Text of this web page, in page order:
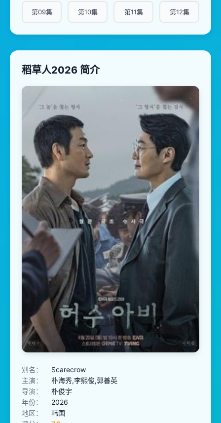
第09集 第10集 第11集 第12集
稻草人2026 简介
别名：
Scarecrow
主演：
朴海秀,李熙俊,郭善英
导演：
朴俊宇
年份：
2026
地区：
韩国